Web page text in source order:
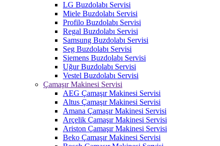
LG Buzdolabı Servisi
Miele Buzdolabı Servisi
Profilo Buzdolabı Servisi
Regal Buzdolabı Servisi
Samsung Buzdolabı Servisi
Seg Buzdolabı Servisi
Siemens Buzdolabı Servisi
Uğur Buzdolabı Servisi
Vestel Buzdolabı Servisi
Çamaşır Makinesi Servisi
AEG Çamaşır Makinesi Servisi
Altus Çamaşır Makinesi Servisi
Amana Çamaşır Makinesi Servisi
Arçelik Çamaşır Makinesi Servisi
Ariston Çamaşır Makinesi Servisi
Beko Çamaşır Makinesi Servisi